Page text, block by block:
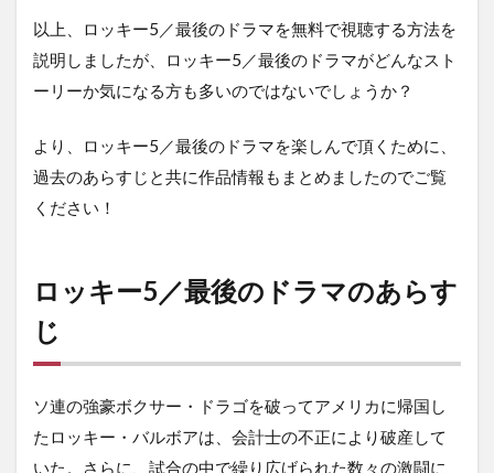
以上、ロッキー5／最後のドラマを無料で視聴する方法を
説明しましたが、ロッキー5／最後のドラマがどんなスト
ーリーか気になる方も多いのではないでしょうか？
より、ロッキー5／最後のドラマを楽しんで頂くために、
過去のあらすじと共に作品情報もまとめましたのでご覧
ください！
ロッキー5／最後のドラマのあらす
じ
ソ連の強豪ボクサー・ドラゴを破ってアメリカに帰国し
たロッキー・バルボアは、会計士の不正により破産して
いた。さらに、試合の中で繰り広げられた数々の激闘に